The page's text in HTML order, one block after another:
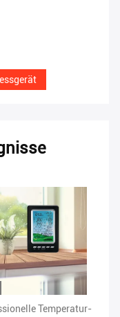
von 0 bis 9